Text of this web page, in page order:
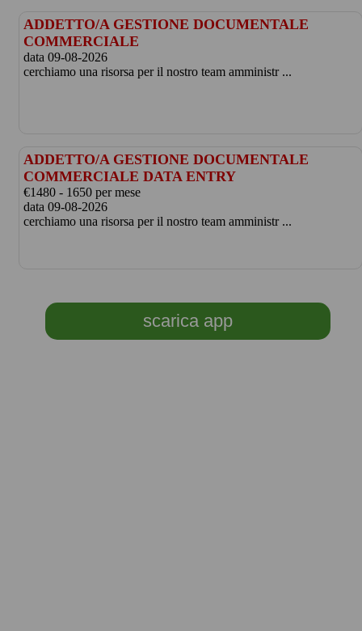
ADDETTO/A GESTIONE DOCUMENTALE
COMMERCIALE
data 09-08-2026
cerchiamo una risorsa per il nostro team amministr ...
ADDETTO/A GESTIONE DOCUMENTALE
COMMERCIALE DATA ENTRY
€1480 - 1650 per mese
data 09-08-2026
cerchiamo una risorsa per il nostro team amministr ...
scarica app